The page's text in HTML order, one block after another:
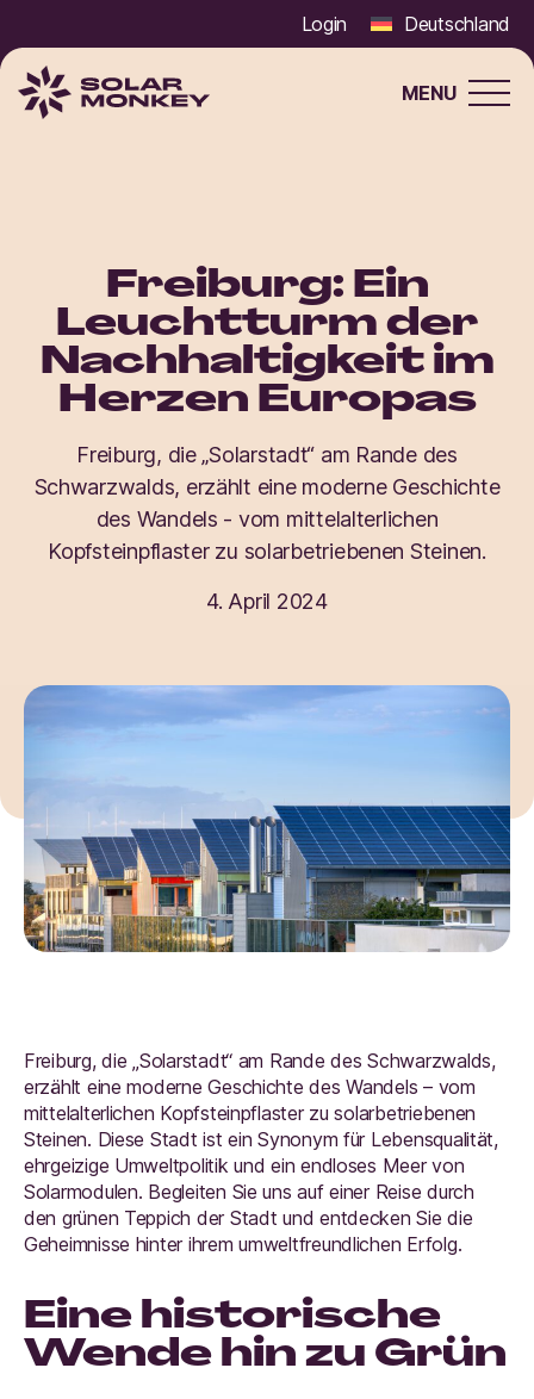
Login Deutschland
Solar
MENU
Freiburg: Ein
Leuchtturm der
Nachhaltigkeit im
Herzen Europas
Freiburg, die „Solarstadt“ am Rande des
Schwarzwalds, erzählt eine moderne Geschichte
des Wandels - vom mittelalterlichen
Kopfsteinpflaster zu solarbetriebenen Steinen.
4. April 2024
Freiburg, die „Solarstadt“ am Rande des Schwarzwalds,
erzählt eine moderne Geschichte des Wandels – vom
mittelalterlichen Kopfsteinpflaster zu solarbetriebenen
Steinen. Diese Stadt ist ein Synonym für Lebensqualität,
ehrgeizige Umweltpolitik und ein endloses Meer von
Solarmodulen. Begleiten Sie uns auf einer Reise durch
den grünen Teppich der Stadt und entdecken Sie die
Geheimnisse hinter ihrem umweltfreundlichen Erfolg.
Eine historische
Wende hin zu Grün